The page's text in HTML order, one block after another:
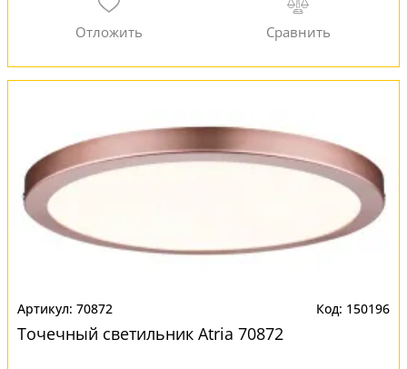
70872 150196
Точечный светильник Atria 70872